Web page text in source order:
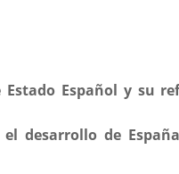
Español y su
desarrollo de